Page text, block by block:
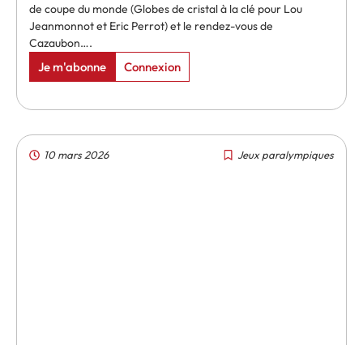
de coupe du monde (Globes de cristal à la clé pour Lou
Jeanmonnot et Eric Perrot) et le rendez-vous de
Cazaubon….
Je m'abonne Connexion
10 mars 2026 Jeux paralympiques